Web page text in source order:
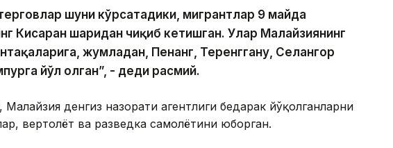
шуни кўрсатадики, мигрантлар 9 майда
Кисаран шаҳридан чиқиб кетишган. Улар Малайзиянинг
жумладан, Пенанг, Теренггану, Селангор
йўл олган”, - деди расмий.
Малайзия денгиз назорати агентлиги бедарак йўқолганларни
вертолёт ва разведка самолётини юборган.